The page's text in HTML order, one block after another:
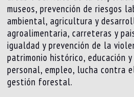
museos, prevención de riesgos
ambiental, agricultura y
agroalimentaria, carreteras y
igualdad y prevención de la
patrimonio histórico, educación
personal, empleo, lucha contra
gestión forestal.